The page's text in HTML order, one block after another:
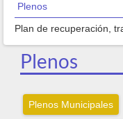
Plenos
Plan de recuperación,
Plenos
Plenos Municipales